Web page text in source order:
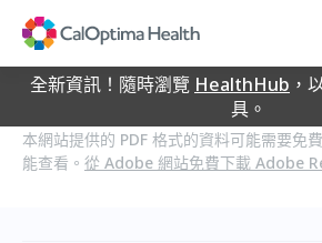
Content
全新資訊！隨時瀏覽 HealthHub ，
具。
本網站提供的 PDF 格式的資料可能需要免
能查看。 從 Adobe 網站免費下載 Adobe